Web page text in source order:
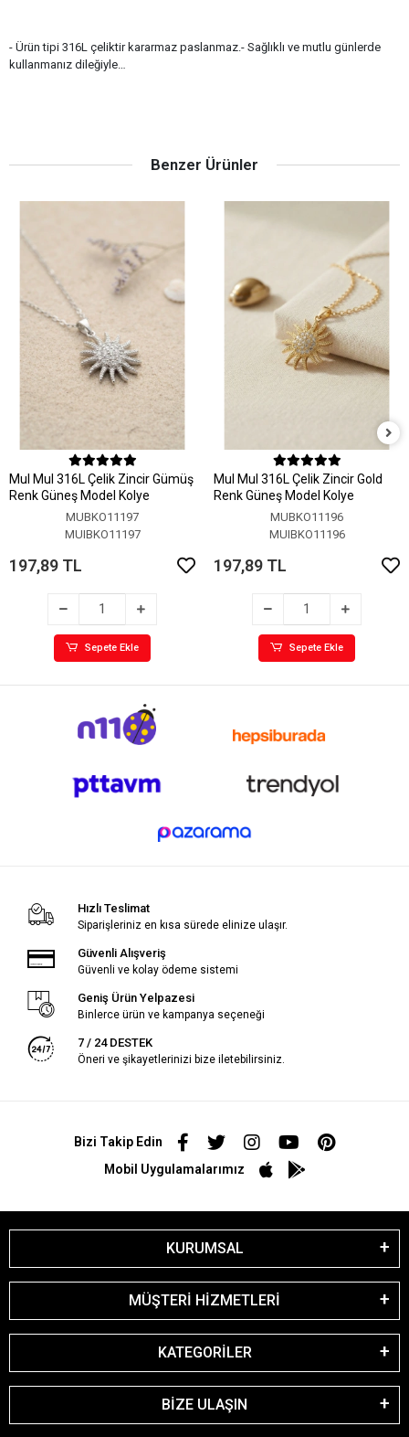
- Ürün tipi 316L çeliktir kararmaz paslanmaz.- Sağlıklı ve mutlu günlerde
kullanmanız dileğiyle…
Benzer Ürünler
MuI MuI 316L Çelik Zincir Gümüş
Renk Güneş Model Kolye
MUBKO11197
MUIBKO11197
197,89 TL
Sepete Ekle
MuI MuI 316L Çelik Zincir Gold
Renk Güneş Model Kolye
MUBKO11196
MUIBKO11196
197,89 TL
Sepete Ekle
Hızlı Teslimat
Siparişleriniz en kısa sürede elinize ulaşır.
Güvenli Alışveriş
Güvenli ve kolay ödeme sistemi
Geniş Ürün Yelpazesi
Binlerce ürün ve kampanya seçeneği
7 / 24 DESTEK
Öneri ve şikayetlerinizi bize iletebilirsiniz.
Bizi Takip Edin
Mobil Uygulamalarımız
KURUMSAL
MÜŞTERİ HİZMETLERİ
KATEGORİLER
BİZE ULAŞIN